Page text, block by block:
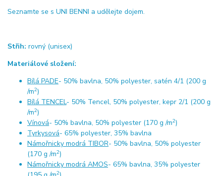
Seznamte se s UNI BENNI a udělejte dojem.
Střih: rovný (unisex)
Materiálové složení:
Bílá PADE- 50% bavlna, 50% polyester, satén 4/1 (200 g
/m2)
Bílá TENCEL- 50% Tencel, 50% polyester, kepr 2/1 (200 g
/m2)
Vínová- 50% bavlna, 50% polyester (170 g /m2)
Tyrkysová- 65% polyester, 35% bavlna
Námořnicky modrá TIBOR- 50% bavlna, 50% polyester
(170 g /m2)
Námořnicky modrá AMOS- 65% bavlna, 35% polyester
2